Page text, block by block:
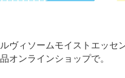
ルヴィソームモイストエッセ
品オンラインショップで。